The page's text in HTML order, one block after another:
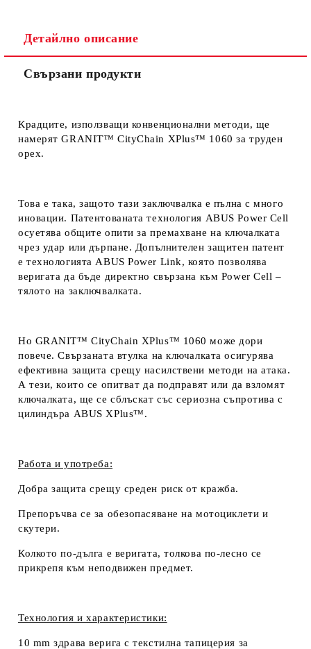
Съгласен съм с
Ние ще се свържем с вас в рамките на работния ден.
Детайлно описание
Свързани продукти
Крадците, използващи конвенционални методи, ще
намерят GRANIT™ CityChain XPlus™ 1060 за труден
орех.
Това е така, защото тази заключвалка е пълна с много
иновации. Патентованата технология ABUS Power Cell
осуетява общите опити за премахване на ключалката
чрез удар или дърпане. Допълнителен защитен патент
е технологията ABUS Power Link, която позволява
веригата да бъде директно свързана към Power Cell –
тялото на заключвалката.
Но GRANIT™ CityChain XPlus™ 1060 може дори
повече. Свързаната втулка на ключалката осигурява
ефективна защита срещу насилствени методи на атака.
А тези, които се опитват да подправят или да взломят
ключалката, ще се сблъскат със сериозна съпротива с
цилиндъра ABUS XPlus™.
Работа и употреба:
Добра защита срещу среден риск от кражба.
Препоръчва се за обезопасяване на мотоциклети и
скутери.
Колкото по-дълга е веригата, толкова по-лесно се
прикрепя към неподвижен предмет.
Технология и характеристики:
10 mm здрава верига с текстилна тапицерия за